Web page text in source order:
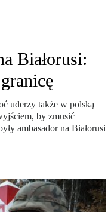
Białorusi:
uderzy także w polską
by zmusić
ambasador na Białorusi